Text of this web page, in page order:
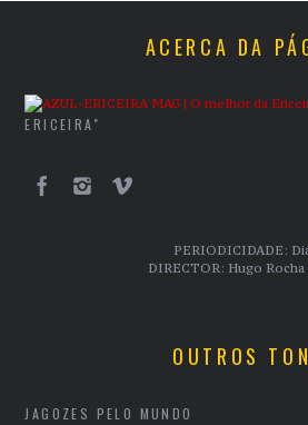
ACERCA DA
ERICEIRA"
PERIODICIDADE:
DIRECTOR: Hugo Rocha
OUTROS
JAGOZES PELO MUNDO